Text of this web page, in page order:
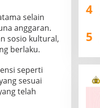
selain
anggaran.
sosio kultural,
berlaku.
seperti
sesuai
telah
4
5